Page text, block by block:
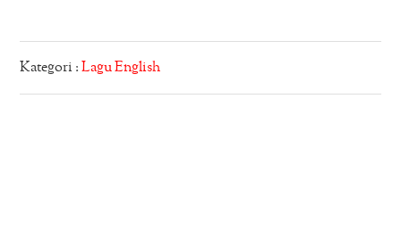
Kategori :Lagu English